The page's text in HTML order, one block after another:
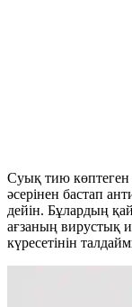
Суық тию
әсерінен бастап
дейін. Бұлардың
ағзаның вирустық
күресетінін